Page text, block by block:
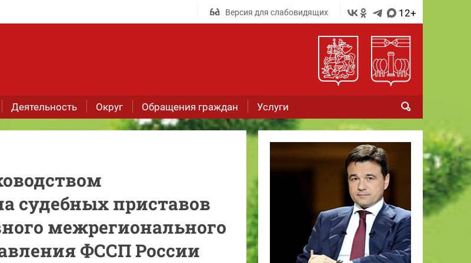
Версия для слабовидящих 12+
Деятельность Округ Обращения граждан Услуги
судебных приставов
межрегионального
ФССП России